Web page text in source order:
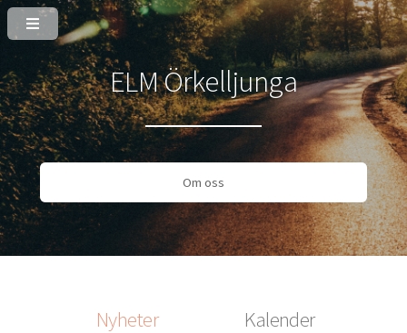
ELM Örkelljunga
Om oss
Nyheter Kalender